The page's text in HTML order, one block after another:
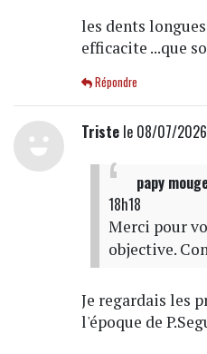
les dents
efficacite ...que
Répondre
Tristele 08/07/2026
papy
18h18
Merci pour
objective.
Je regardais les
l'époque de